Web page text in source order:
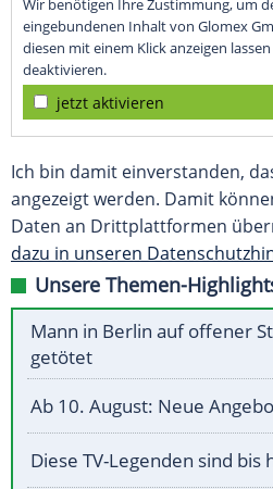
Wir benötigen Ihre Zustimmung, um
eingebundenen Inhalt von Glomex
diesen mit einem Klick anzeigen
deaktivieren.
jetzt aktivieren
Ich bin damit einverstanden,
angezeigt werden. Damit
Daten an Drittplattformen
dazu in unseren
Unsere Themen-
Mann in Berlin auf offener
getötet
Ab 10. August: Neue
Diese TV-Legenden sind